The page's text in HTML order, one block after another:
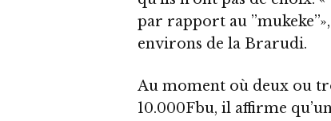
par rapport au
environs de la Brarudi.
Au moment où deux ou
10.000Fbu, il affirme